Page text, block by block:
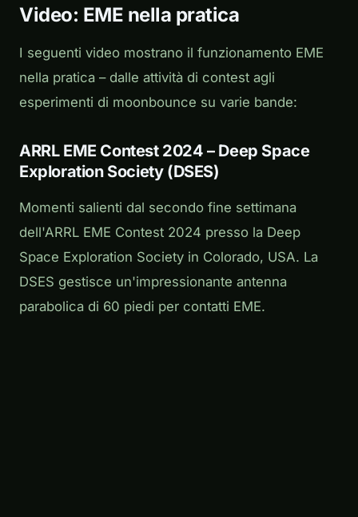
Video: EME nella pratica
I seguenti video mostrano il funzionamento EME
nella pratica – dalle attività di contest agli
esperimenti di moonbounce su varie bande:
ARRL EME Contest 2024 – Deep Space
Exploration Society (DSES)
Momenti salienti dal secondo fine settimana
dell'ARRL EME Contest 2024 presso la Deep
Space Exploration Society in Colorado, USA. La
DSES gestisce un'impressionante antenna
parabolica di 60 piedi per contatti EME.